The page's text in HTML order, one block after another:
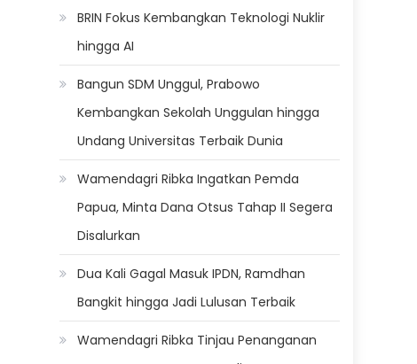
BRIN Fokus Kembangkan Teknologi Nuklir
hingga AI
Bangun SDM Unggul, Prabowo
Kembangkan Sekolah Unggulan hingga
Undang Universitas Terbaik Dunia
Wamendagri Ribka Ingatkan Pemda
Papua, Minta Dana Otsus Tahap II Segera
Disalurkan
Dua Kali Gagal Masuk IPDN, Ramdhan
Bangkit hingga Jadi Lulusan Terbaik
Wamendagri Ribka Tinjau Penanganan